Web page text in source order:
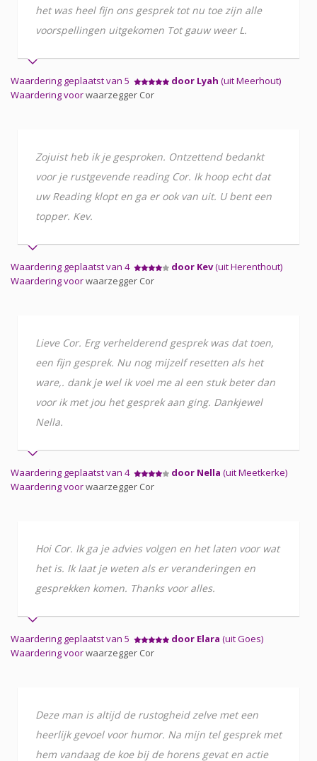
het was heel fijn ons gesprek tot nu toe zijn alle
voorspellingen uitgekomen Tot gauw weer L.
Waardering geplaatst van 5 door Lyah (uit Meerhout)
Waardering voorwaarzegger Cor
Zojuist heb ik je gesproken. Ontzettend bedankt
voor je rustgevende reading Cor. Ik hoop echt dat
uw Reading klopt en ga er ook van uit. U bent een
topper. Kev.
Waardering geplaatst van 4 door Kev(uit Herenthout)
Waardering voorwaarzegger Cor
Lieve Cor. Erg verhelderend gesprek was dat toen,
een fijn gesprek. Nu nog mijzelf resetten als het
ware,. dank je wel ik voel me al een stuk beter dan
voor ik met jou het gesprek aan ging. Dankjewel
Nella.
Waardering geplaatst van 4 door Nella (uit Meetkerke)
Waardering voorwaarzegger Cor
Hoi Cor. Ik ga je advies volgen en het laten voor wat
het is. Ik laat je weten als er veranderingen en
gesprekken komen. Thanks voor alles.
Waardering geplaatst van 5 door Elara (uit Goes)
Waardering voorwaarzegger Cor
Deze man is altijd de rustogheid zelve met een
heerlijk gevoel voor humor. Na mijn tel gesprek met
hem vandaag de koe bij de horens gevat en actie